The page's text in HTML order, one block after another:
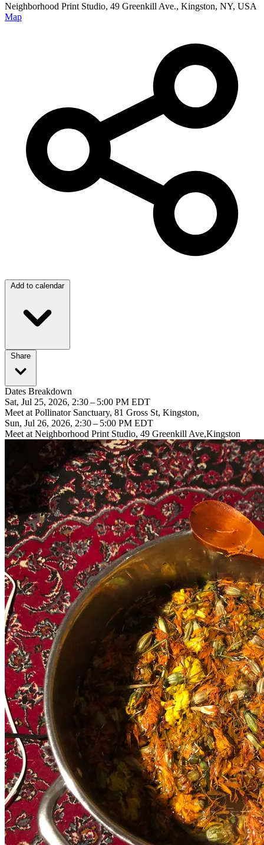
Neighborhood Print Studio, 49 Greenkill Ave., Kingston, NY, USA
Map
Add to calendar
Share
Dates Breakdown
Sat, Jul 25, 2026, 2:30 – 5:00 PM EDT
Meet at Pollinator Sanctuary, 81 Gross St, Kingston,
Sun, Jul 26, 2026, 2:30 – 5:00 PM EDT
Meet at Neighborhood Print Studio, 49 Greenkill Ave,Kingston